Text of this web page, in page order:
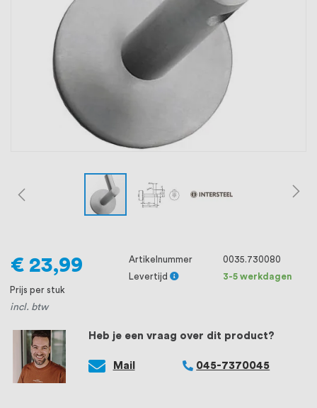
ons voorop, want we geloven dat een
goede relatie met onze klanten het
verschil maakt.
Heb je een vraag over dit product?
Mail 045-7370045
€ 23,99
Prijs per stuk
incl. btw
Artikelnummer
0035.730080
Levertijd
3-5 werkdagen